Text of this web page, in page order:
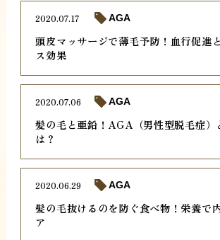
頭皮マッサージで薄毛予防！血行促進
ス効果
2020.07.17 AGA
髪の毛と亜鉛！AGA（男性型脱毛症）
は？
2020.07.06 AGA
髪の毛抜けるのを防ぐ食べ物！栄養で
ア
2020.06.29 AGA